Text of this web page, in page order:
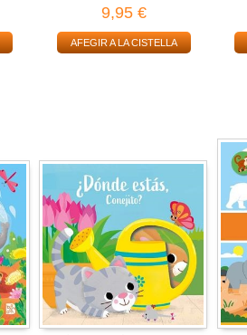
9,95 €
AFEGIR A LA CISTELLA